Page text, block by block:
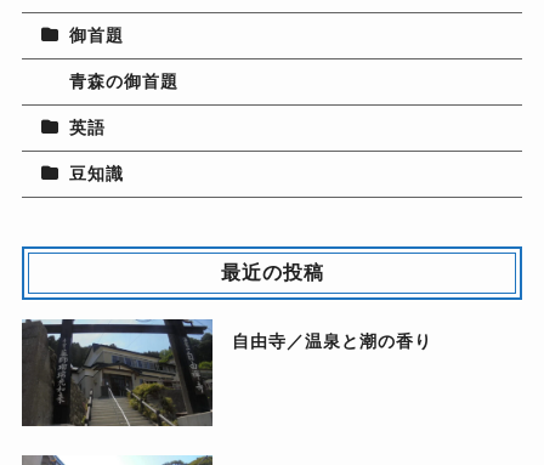
御首題
青森の御首題
英語
豆知識
最近の投稿
自由寺／温泉と潮の香り